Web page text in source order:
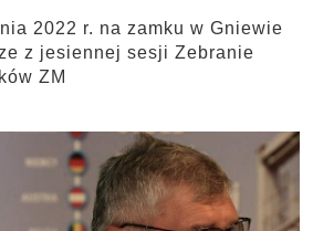
2022 r. na zamku w Gniewie
z jesiennej sesji Zebranie
ZM